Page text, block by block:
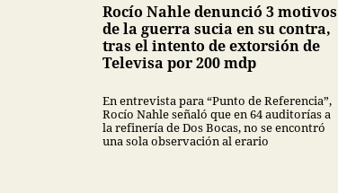
Rocío Nahle denunció 3 motivos
de la guerra sucia en su contra,
tras el intento de extorsión de
Televisa por 200 mdp
En entrevista para “Punto de Referencia”,
Rocío Nahle señaló que en 64 auditorías a
la refinería de Dos Bocas, no se encontró
una sola observación al erario